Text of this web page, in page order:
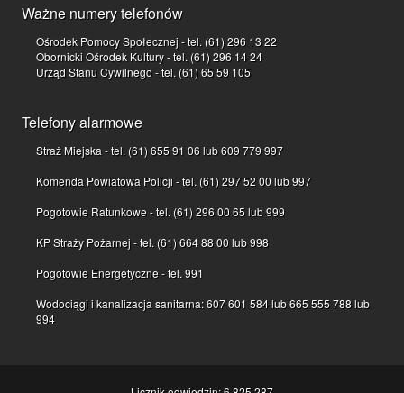
Ważne numery telefonów
Ośrodek Pomocy Społecznej - tel. (61) 296 13 22
Obornicki Ośrodek Kultury - tel. (61) 296 14 24
Urząd Stanu Cywilnego - tel. (61) 65 59 105
Telefony alarmowe
Straż Miejska - tel. (61) 655 91 06 lub 609 779 997
Komenda Powiatowa Policji - tel. (61) 297 52 00 lub 997
Pogotowie Ratunkowe - tel. (61) 296 00 65 lub 999
KP Straży Pożarnej - tel. (61) 664 88 00 lub 998
Pogotowie Energetyczne - tel. 991
Wodociągi i kanalizacja sanitarna: 607 601 584 lub 665 555 788 lub
994